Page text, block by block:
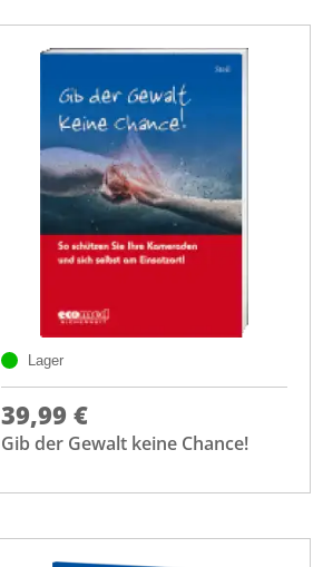
Lager
39,99 €
Gib der Gewalt keine Chance!